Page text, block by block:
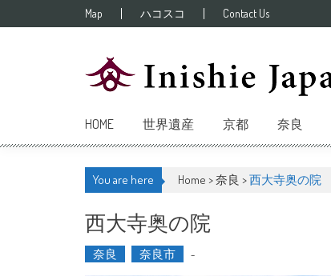
Map ハコスコ Contact Us
HOME 世界遺産 京都 奈良
You are here Home >奈良 >西大寺奥の院
西大寺奥の院
奈良 奈良市 -